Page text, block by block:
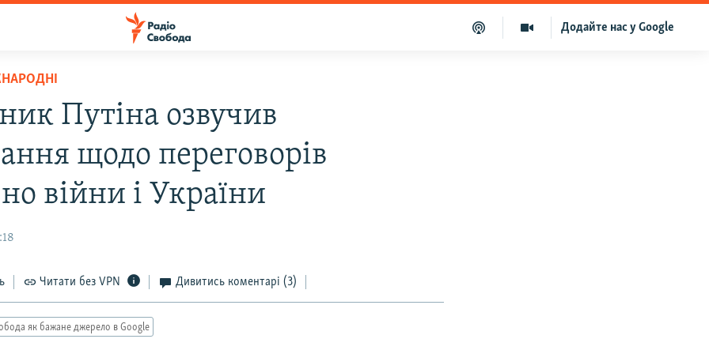
Додайте нас у Google
Путіна озвучив
щодо переговорів
війни і України
Читати без VPN Дивитись коментарі (3)
як бажане джерело в Google